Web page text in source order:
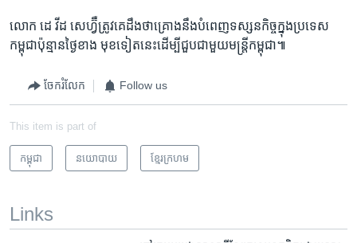
លោក ​ដេ វីដ សេហ្វ៊ឺ​ត្រូវ​គេដឹង​ថា​គ្រោង​នឹង​បំពេញ​ទស្សនកិច្ច​ក្នុងប្រទេស​
កម្ពុជា​ប៉ុន្មាន​ថ្ងៃខាង មុខ​ទៀត​នេះ​ដើម្បី​ជួប​ជាមួយ​មន្ត្រី​កម្ពុជា៕
ចែករំលែក Follow us
This item is part of
កម្ពុជា នយោបាយ ខ្មែរ​ក្រហម
Links